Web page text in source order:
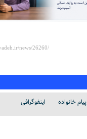
پیام خانواده اینفوگرافی